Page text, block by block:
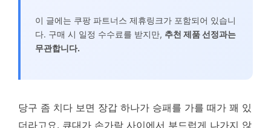
이 글에는 쿠팡 파트너스 제휴링크가 포함되어 있습니
다. 구매 시 일정 수수료를 받지만, 추천 제품 선정과는
무관합니다.
당구 좀 치다 보면 장갑 하나가 승패를 가를 때가 꽤 있
더라고요. 큐대가 손가락 사이에서 부드럽게 나가지 않